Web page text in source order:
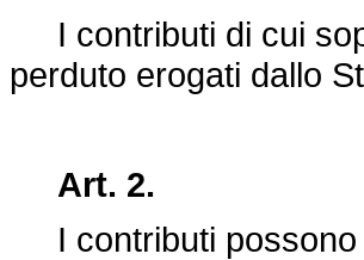
I contributi di cui
perduto erogati dallo
Art. 2.
I contributi possono